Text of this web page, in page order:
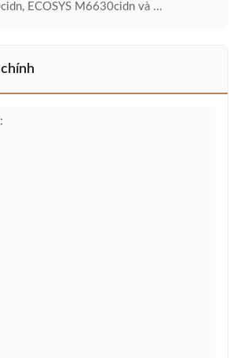
ECOSYS M6630cidn và ...